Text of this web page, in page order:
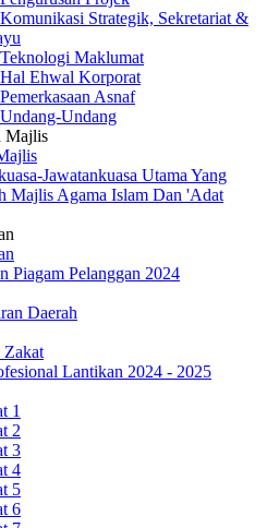
Strategik, Sekretariat &
Maklumat
Ehwal Korporat
Asnaf
Undang
Majlis
Jawatankuasa Utama Yang
Majlis Agama Islam Dan 'Adat
Piagam Pelanggan 2024
Daerah
Zakat
Lantikan 2024 - 2025
1
2
3
4
5
6